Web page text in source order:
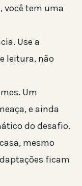
você tem uma
Use a
leitura, não
Um
e ainda
do desafio.
mesmo
ficam